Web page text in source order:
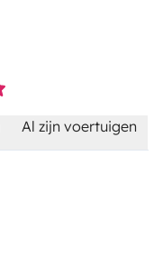
Al zijn voertuigen